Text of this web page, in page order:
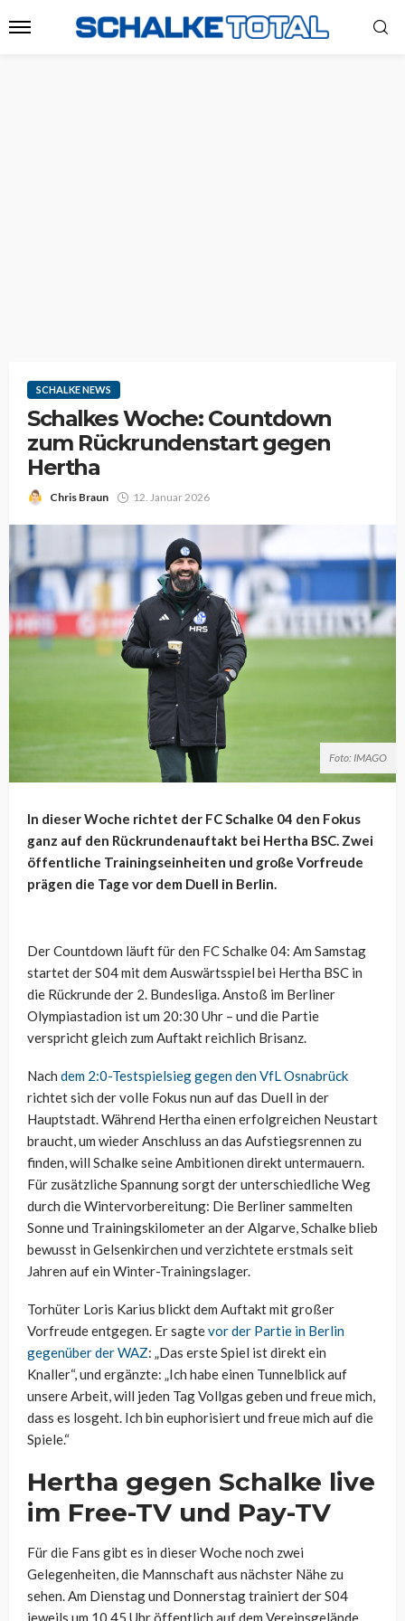
SCHALKE NEWS
Schalkes Woche: Countdown
zum Rückrundenstart gegen
Hertha
Chris Braun 12. Januar 2026
Foto: IMAGO
In dieser Woche richtet der FC Schalke 04 den Fokus
ganz auf den Rückrundenauftakt bei Hertha BSC. Zwei
öffentliche Trainingseinheiten und große Vorfreude
prägen die Tage vor dem Duell in Berlin.
Der Countdown läuft für den FC Schalke 04: Am Samstag
startet der S04 mit dem Auswärtsspiel bei Hertha BSC in
die Rückrunde der 2. Bundesliga. Anstoß im Berliner
Olympiastadion ist um 20:30 Uhr – und die Partie
verspricht gleich zum Auftakt reichlich Brisanz.
Nach dem 2:0-Testspielsieg gegen den VfL Osnabrück
richtet sich der volle Fokus nun auf das Duell in der
Hauptstadt. Während Hertha einen erfolgreichen Neustart
braucht, um wieder Anschluss an das Aufstiegsrennen zu
finden, will Schalke seine Ambitionen direkt untermauern.
Für zusätzliche Spannung sorgt der unterschiedliche Weg
durch die Wintervorbereitung: Die Berliner sammelten
Sonne und Trainingskilometer an der Algarve, Schalke blieb
bewusst in Gelsenkirchen und verzichtete erstmals seit
Jahren auf ein Winter-Trainingslager.
Torhüter Loris Karius blickt dem Auftakt mit großer
Vorfreude entgegen. Er sagtevor der Partie in Berlin
gegenüber der WAZ: „Das erste Spiel ist direkt ein
Knaller“, und ergänzte: „Ich habe einen Tunnelblick auf
unsere Arbeit, will jeden Tag Vollgas geben und freue mich,
dass es losgeht. Ich bin euphorisiert und freue mich auf die
Spiele.“
Hertha gegen Schalke live
im Free-TV und Pay-TV
Für die Fans gibt es in dieser Woche noch zwei
Gelegenheiten, die Mannschaft aus nächster Nähe zu
sehen. Am Dienstag und Donnerstag trainiert der S04
jeweils um 10.45 Uhr öffentlich auf dem Vereinsgelände.